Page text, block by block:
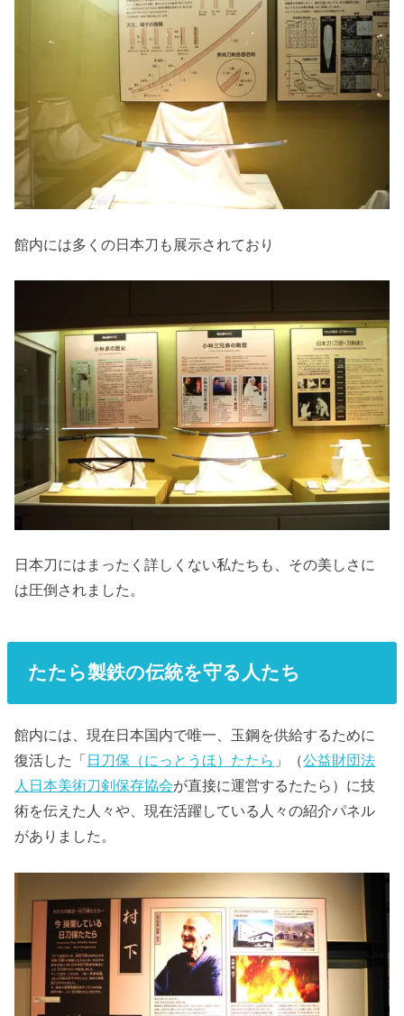
館内には多くの日本刀も展示されており
日本刀にはまったく詳しくない私たちも、その美しさに
は圧倒されました。
たたら製鉄の伝統を守る人たち
館内には、現在日本国内で唯一、玉鋼を供給するために
復活した「 日刀保（にっとうほ）たたら 」（公益財団法
人日本美術刀剣保存協会が直接に運営するたたら）に技
術を伝えた人々や、現在活躍している人々の紹介パネル
がありました。